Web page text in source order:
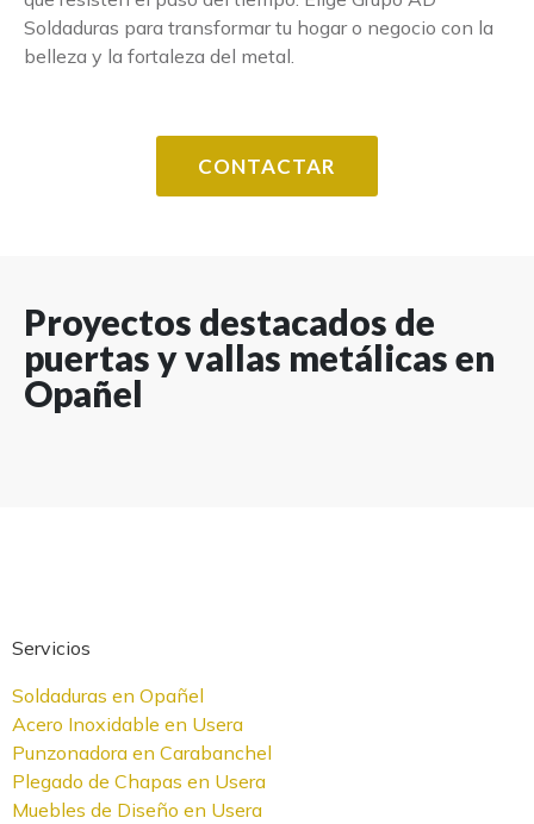
Soldaduras para transformar tu hogar o negocio con la
belleza y la fortaleza del metal.
CONTACTAR
Proyectos destacados de
puertas y vallas metálicas en
Opañel
Servicios
Soldaduras en Opañel
Acero Inoxidable en Usera
Punzonadora en Carabanchel
Plegado de Chapas en Usera
Muebles de Diseño en Usera